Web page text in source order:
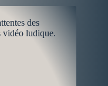
des
vidéo ludique.